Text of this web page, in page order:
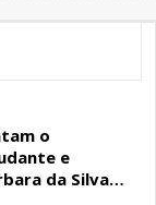
o
e
da Silva